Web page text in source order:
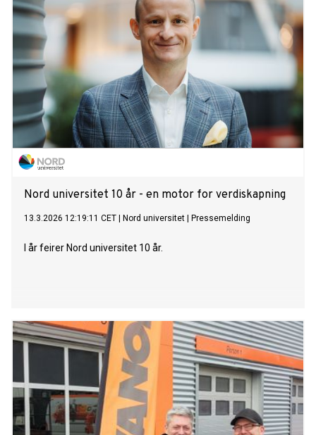
Nord universitet 10 år - en motor for verdiskapning
13.3.2026 12:19:11 CET Nord universitet Pressemelding
I år feirer Nord universitet 10 år.